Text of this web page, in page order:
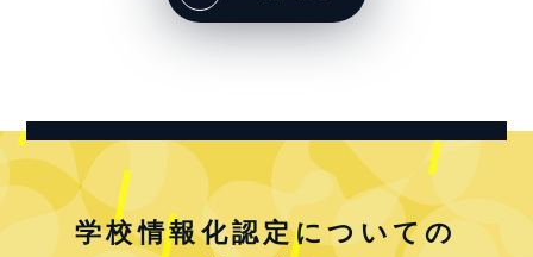
学校情報化認定についての